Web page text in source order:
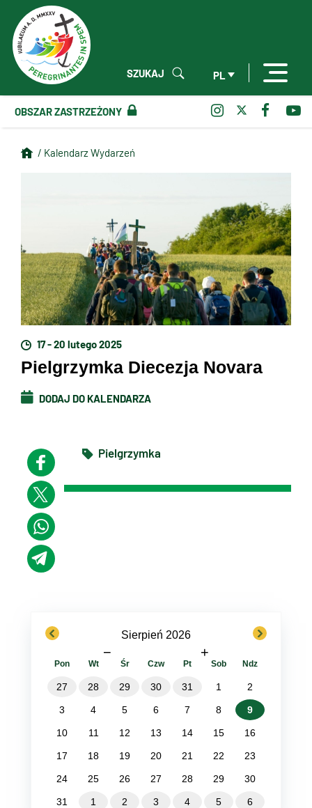
PL
SZUKAJ
OBSZAR ZASTRZEŻONY
/ Kalendarz Wydarzeń
17 - 20 lutego 2025
Pielgrzymka Diecezja Novara
DODAJ DO KALENDARZA
Pielgrzymka
previous Sierpień 2026
− +
next
Pon Wt Śr Czw Pt Sob Ndz
27 28 29 30 31 1 2
3 4 5 6 7 8 9
10 11 12 13 14 15 16
17 18 19 20 21 22 23
24 25 26 27 28 29 30
31 1 2 3 4 5 6